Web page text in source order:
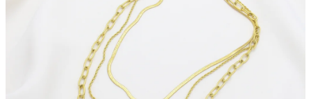
hviezdičiek.